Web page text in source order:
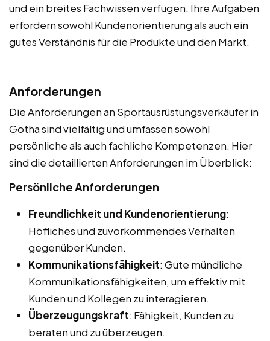
und ein breites Fachwissen verfügen. Ihre Aufgaben
erfordern sowohl Kundenorientierung als auch ein
gutes Verständnis für die Produkte und den Markt.
Anforderungen
Die Anforderungen an Sportausrüstungsverkäufer in
Gotha sind vielfältig und umfassen sowohl
persönliche als auch fachliche Kompetenzen. Hier
sind die detaillierten Anforderungen im Überblick:
Persönliche Anforderungen
Freundlichkeit und Kundenorientierung:
Höfliches und zuvorkommendes Verhalten
gegenüber Kunden.
Kommunikationsfähigkeit: Gute mündliche
Kommunikationsfähigkeiten, um effektiv mit
Kunden und Kollegen zu interagieren.
Überzeugungskraft: Fähigkeit, Kunden zu
beraten und zu überzeugen.